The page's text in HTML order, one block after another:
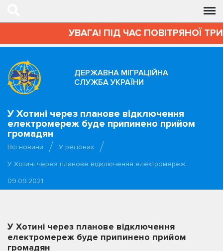
УВАГА! ПІД ЧАС ПОВІТРЯНОЇ
ДЕРЖАВНА МІГРАЦІЙНА
СЛУЖБА УКРАЇНИ
У Хотині через планове відключення
електромереж буде припинено прийом
громадян
Всі новини
У регіонах
У Хотині через планове відключення електромереж…
09.09.2021
У Хотині через планове відключення
електромереж буде припинено прийом
громадян